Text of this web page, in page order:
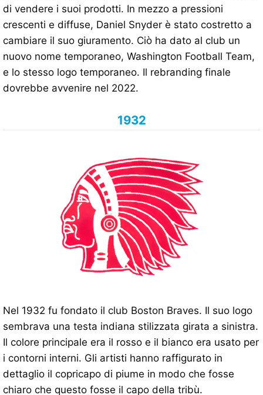
di vendere i suoi prodotti. In mezzo a pressioni
crescenti e diffuse, Daniel Snyder è stato costretto a
cambiare il suo giuramento. Ciò ha dato al club un
nuovo nome temporaneo, Washington Football Team,
e lo stesso logo temporaneo. Il rebranding finale
dovrebbe avvenire nel 2022.
1932
Nel 1932 fu fondato il club Boston Braves. Il suo logo
sembrava una testa indiana stilizzata girata a sinistra.
Il colore principale era il rosso e il bianco era usato per
i contorni interni. Gli artisti hanno raffigurato in
dettaglio il copricapo di piume in modo che fosse
chiaro che questo fosse il capo della tribù.